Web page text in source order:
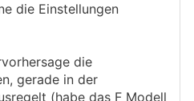
die Einstellungen
die
gerade in der
(habe das F Modell